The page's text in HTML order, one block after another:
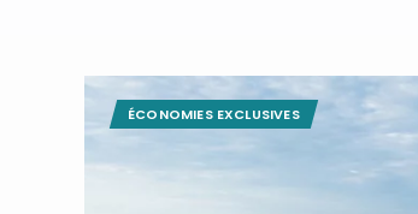
ÉCONOMIES EXCLUSIVES